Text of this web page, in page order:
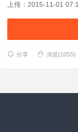
上传：2015-11-01
分享 浏览(1055)